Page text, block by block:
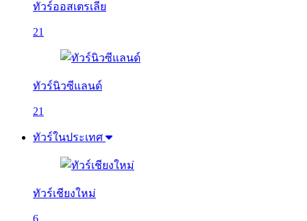
ทัวร์ออสเตรเลีย
21
ทัวร์นิวซีแลนด์
21
ทัวร์ในประเทศ
ทัวร์เชียงใหม่
6